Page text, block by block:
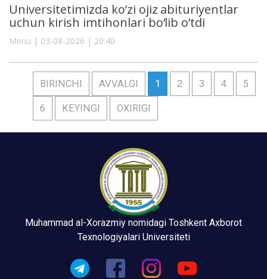
Universitetimizda ko‘zi ojiz abituriyentlar
uchun kirish imtihonlari bo‘lib o‘tdi
Menu | 03-08-2026 | 20:40
BIRINCHI AVVALGI 1 2 3 4 5
6 KEYINGI OXIRIGI
Muhammad al-Xorazmiy nomidagi Toshkent Axborot
Texnologiyalari Universiteti